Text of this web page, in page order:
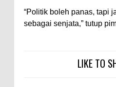
“Politik boleh panas, tapi
sebagai senjata,” tutup
LIKE TO